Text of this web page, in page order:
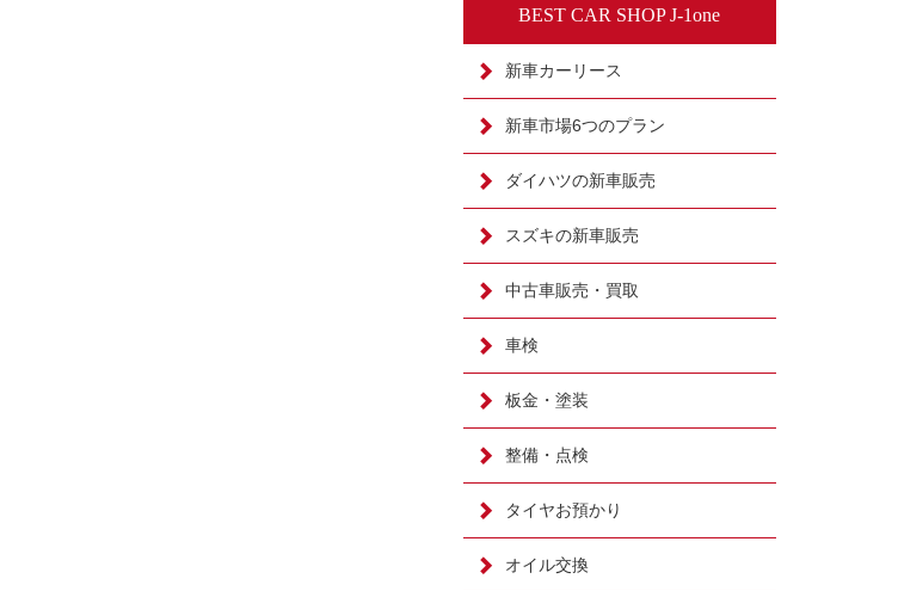
BEST CAR SHOP J-1one
新車カーリース
新車市場6つのプラン
ダイハツの新車販売
スズキの新車販売
中古車販売・買取
車検
板金・塗装
整備・点検
タイヤお預かり
オイル交換